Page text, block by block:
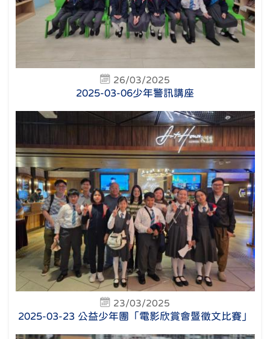
26/03/2025
2025-03-06少年警訊講座
23/03/2025
2025-03-23 公益少年團「電影欣賞會暨徵文比賽」